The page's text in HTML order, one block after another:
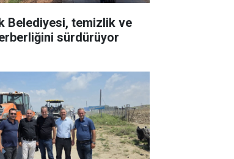
Belediyesi, temizlik ve
sürdürüyor